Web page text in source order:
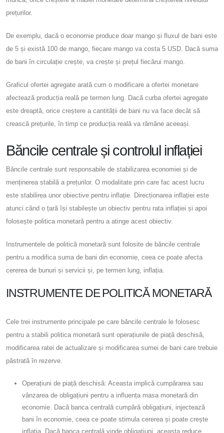
prețurilor.
De exemplu, dacă o economie produce doar mango și fluxul de bani este
de 5 și există 100 de mango, fiecare mango va costa 5 USD. Dacă suma
de bani în circulație crește, va crește și prețul fiecărui mango.
Graficul ofertei agregate arată cum o modificare a ofertei monetare
afectează producția reală pe termen lung. Dacă curba ofertei agregate
este dreaptă, orice creștere a cantității de bani nu va face decât să
crească prețurile, în timp ce producția reală va rămâne aceeași.
Băncile centrale și controlul inflației
Băncile centrale sunt responsabile de stabilizarea economiei și de
menținerea stabilă a prețurilor. O modalitate prin care fac acest lucru
este stabilirea unor obiective pentru inflație. Direcționarea inflației este
atunci când o țară își stabilește un obiectiv pentru rata inflației și apoi
folosește politica monetară pentru a atinge acest obiectiv.
Instrumentele de politică monetară sunt folosite de băncile centrale
pentru a modifica suma de bani din economie, ceea ce poate afecta
cererea de bunuri și servicii și, pe termen lung, inflația.
INSTRUMENTE DE POLITICĂ MONETARĂ
Cele trei instrumente principale pe care băncile centrale le folosesc
pentru a stabili politica monetară sunt operațiunile de piață deschisă,
modificarea ratei de actualizare și modificarea sumei de bani care trebuie
păstrată în rezerve.
Operațiuni de piață deschisă: Aceasta implică cumpărarea sau
vânzarea de obligațiuni pentru a influența masa monetară din
economie. Dacă banca centrală cumpără obligațiuni, injectează
bani în economie, ceea ce poate stimula cererea și poate crește
inflația. Dacă banca centrală vinde obligațiuni, aceasta reduce